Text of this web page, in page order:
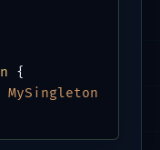
{
MySingleton